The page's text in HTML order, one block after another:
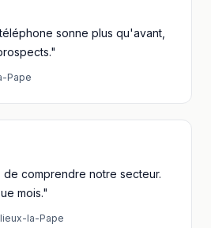
sonne plus qu'avant,
Pape
de comprendre notre secteur.
mois."
la-Pape